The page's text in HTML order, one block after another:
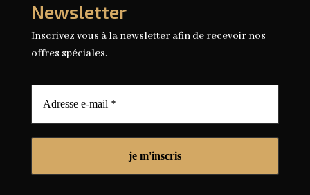
Newsletter
Inscrivez vous à la newsletter afin de recevoir nos
offres spéciales.